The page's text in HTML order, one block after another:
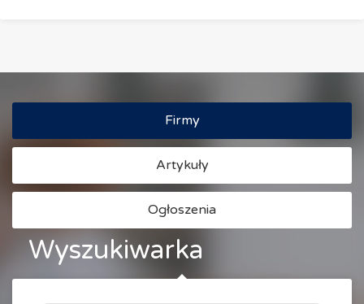
Firmy
Artykuły
Ogłoszenia
Wyszukiwarka